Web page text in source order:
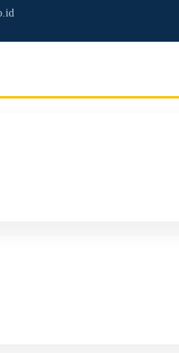
Resmi
menyampaikan apresiasi